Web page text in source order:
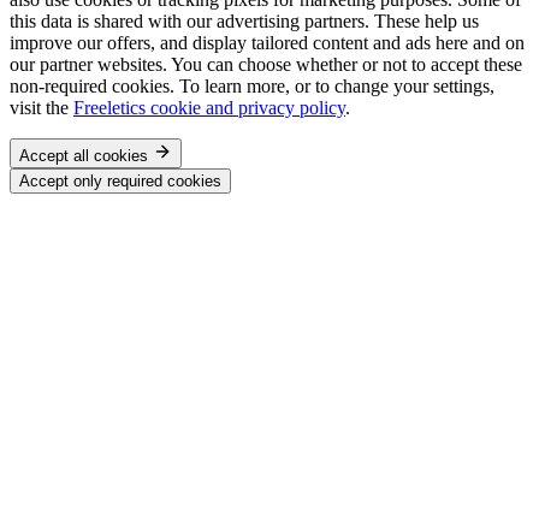
this data is shared with our advertising partners. These help us
improve our offers, and display tailored content and ads here and on
our partner websites. You can choose whether or not to accept these
non-required cookies. To learn more, or to change your settings,
visit the Freeletics cookie and privacy policy.
Accept all cookies
Accept only required cookies